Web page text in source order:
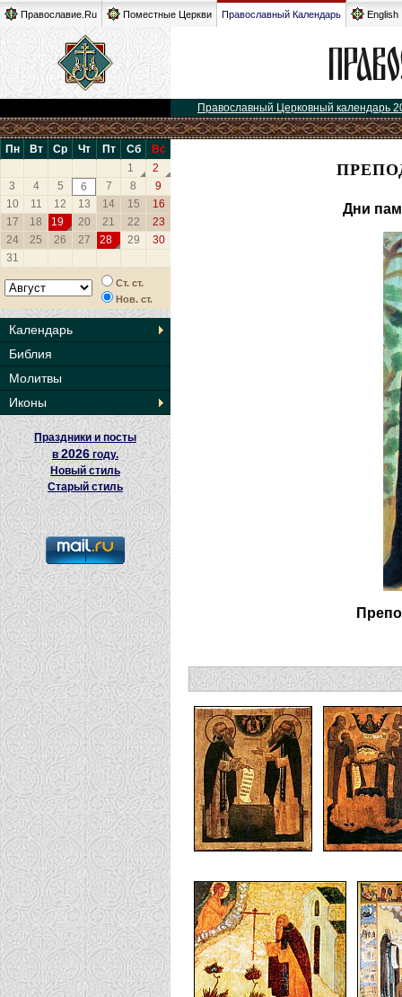
Православие.Ru Поместные Церкви Православный Календарь English
Православный Церковный календарь
Пн Вт Ср Чт Пт Сб
Вс
1
2
3
4 5 6 7 8
9
10
11 12 13 14 15
16
17
18 19 20 21 22
23
24
25 26 27 28 29
30
31
Ст. ст.
Нов. ст.
Календарь
Библия
Молитвы
Иконы
Праздники и посты
в2026 году.
Новый стиль
Старый стиль
Дни